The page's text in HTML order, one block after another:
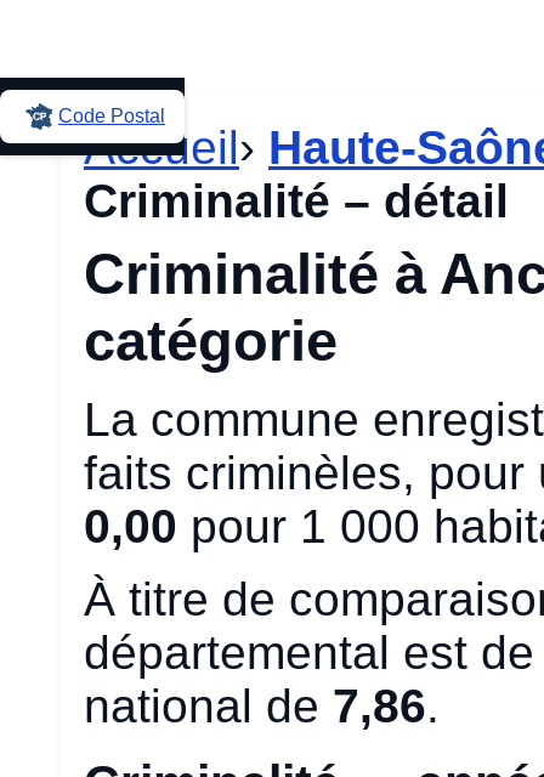
Code Postal
Accueil› Haute-
Criminalité – détail
Criminalité à
catégorie
La commune
faits criminèles,
0,00 pour 1 000
À titre de
départemental est
national de 7,86.